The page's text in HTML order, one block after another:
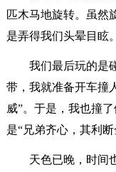
匹木马地旋转。虽然
是弄得我们头晕目眩。
我们最后玩的是
带，我就准备开车撞
威”。于是，我也撞
是“兄弟齐心，其利断
天色已晚，时间